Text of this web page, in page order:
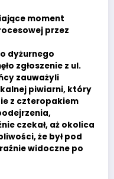
moment
przez
dyżurnego
zgłoszenie z ul.
zauważyli
piwiarni, który
z czteropakiem
czekał, aż okolica
że był pod
widoczne po